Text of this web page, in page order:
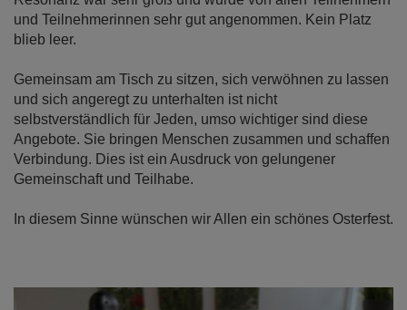
und Teilnehmerinnen sehr gut angenommen. Kein Platz
blieb leer.
Gemeinsam am Tisch zu sitzen, sich verwöhnen zu lassen
und sich angeregt zu unterhalten ist nicht
selbstverständlich für Jeden, umso wichtiger sind diese
Angebote. Sie bringen Menschen zusammen und schaffen
Verbindung. Dies ist ein Ausdruck von gelungener
Gemeinschaft und Teilhabe.
In diesem Sinne wünschen wir Allen ein schönes Osterfest.